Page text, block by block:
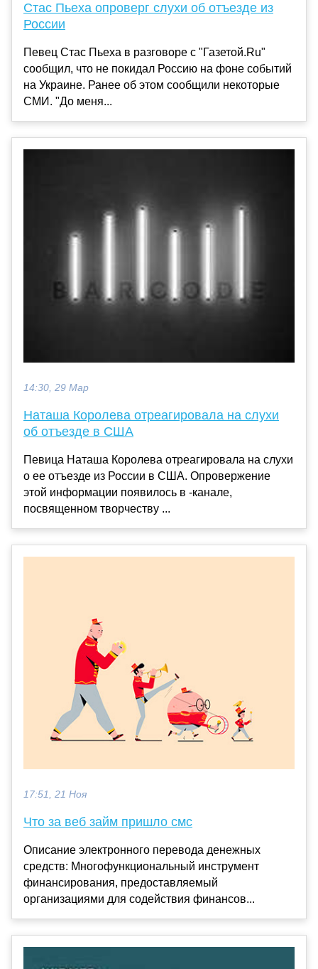
Стас Пьеха опроверг слухи об отъезде из
России
Певец Стас Пьеха в разговоре с "Газетой.Ru"
сообщил, что не покидал Россию на фоне событий
на Украине. Ранее об этом сообщили некоторые
СМИ. "До меня...
14:30, 29 Мар
Наташа Королева отреагировала на слухи
об отъезде в США
Певица Наташа Королева отреагировала на слухи
о ее отъезде из России в США. Опровержение
этой информации появилось в -канале,
посвященном творчеству ...
17:51, 21 Ноя
Что за веб займ пришло смс
Описание электронного перевода денежных
средств: Многофункциональный инструмент
финансирования, предоставляемый
организациями для содействия финансов...